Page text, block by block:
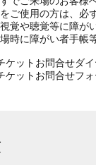
ご使用の方は、必
覚や聴覚等に障が
時に障がい者手帳
ケットお問合せダ
ケットお問合せフ